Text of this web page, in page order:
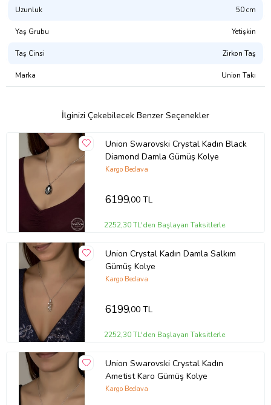
Uzunluk 50 cm
Yaş Grubu Yetişkin
Taş Cinsi Zirkon Taş
Marka Union Takı
İlginizi Çekebilecek Benzer Seçenekler
Union Swarovski Crystal Kadın Black
Diamond Damla Gümüş Kolye
Kargo Bedava
6199,00 TL
2252,30 TL'den Başlayan Taksitlerle
Union Crystal Kadın Damla Salkım
Gümüş Kolye
Kargo Bedava
6199,00 TL
2252,30 TL'den Başlayan Taksitlerle
Union Swarovski Crystal Kadın
Ametist Karo Gümüş Kolye
Kargo Bedava